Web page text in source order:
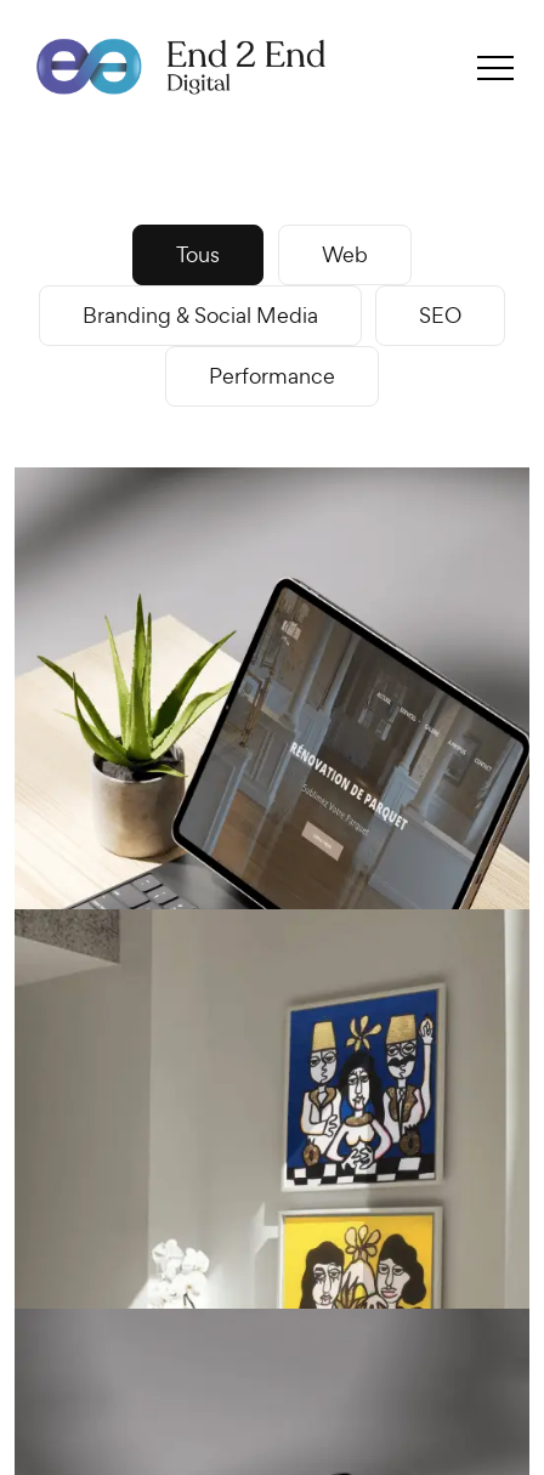
Voici quelques exemples de projets
sur lesquels notre équipe à travailler.
Tous Web
Branding & Social Media SEO
Performance